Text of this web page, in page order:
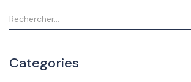
Categories